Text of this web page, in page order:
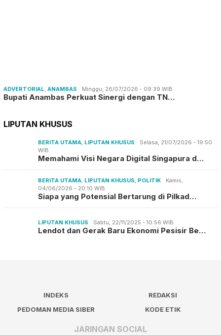
ADVERTORIAL, ANAMBAS Minggu, 26/07/2026 - 09:39 WIB
Bupati Anambas Perkuat Sinergi dengan TN…
LIPUTAN KHUSUS
BERITA UTAMA, LIPUTAN KHUSUS
Selasa, 21/07/2026 - 19:50
WIB
Memahami Visi Negara Digital Singapura d…
BERITA UTAMA, LIPUTAN KHUSUS, POLITIK
Kamis,
04/06/2026 - 20:10 WIB
Siapa yang Potensial Bertarung di Pilkad…
LIPUTAN KHUSUS Sabtu, 22/11/2025 - 10:56 WIB
Lendot dan Gerak Baru Ekonomi Pesisir Be…
INDEKS
REDAKSI
PEDOMAN MEDIA SIBER
KODE ETIK
JARINGAN SOCIAL